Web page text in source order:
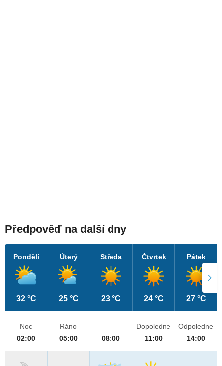
Předpověď na další dny
Pondělí
32 °C
Úterý
25 °C
Středa
23 °C
Čtvrtek
24 °C
Pátek
27 °C
Noc
02:00
Ráno
05:00
08:00
Dopoledne
11:00
Odpoledne
14:00